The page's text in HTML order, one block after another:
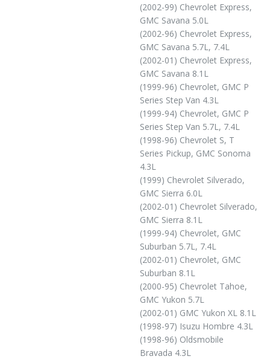
(2002-99) Chevrolet Express,
GMC Savana 5.0L
(2002-96) Chevrolet Express,
GMC Savana 5.7L, 7.4L
(2002-01) Chevrolet Express,
GMC Savana 8.1L
(1999-96) Chevrolet, GMC P
Series Step Van 4.3L
(1999-94) Chevrolet, GMC P
Series Step Van 5.7L, 7.4L
(1998-96) Chevrolet S, T
Series Pickup, GMC Sonoma
4.3L
(1999) Chevrolet Silverado,
GMC Sierra 6.0L
(2002-01) Chevrolet Silverado,
GMC Sierra 8.1L
(1999-94) Chevrolet, GMC
Suburban 5.7L, 7.4L
(2002-01) Chevrolet, GMC
Suburban 8.1L
(2000-95) Chevrolet Tahoe,
GMC Yukon 5.7L
(2002-01) GMC Yukon XL 8.1L
(1998-97) Isuzu Hombre 4.3L
(1998-96) Oldsmobile
Bravada 4.3L